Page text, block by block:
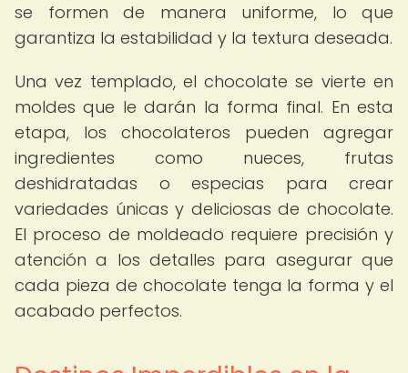
se formen de manera uniforme, lo que
garantiza la estabilidad y la textura deseada.
Una vez templado, el chocolate se vierte en
moldes que le darán la forma final. En esta
etapa, los chocolateros pueden agregar
ingredientes como nueces, frutas
deshidratadas o especias para crear
variedades únicas y deliciosas de chocolate.
El proceso de moldeado requiere precisión y
atención a los detalles para asegurar que
cada pieza de chocolate tenga la forma y el
acabado perfectos.